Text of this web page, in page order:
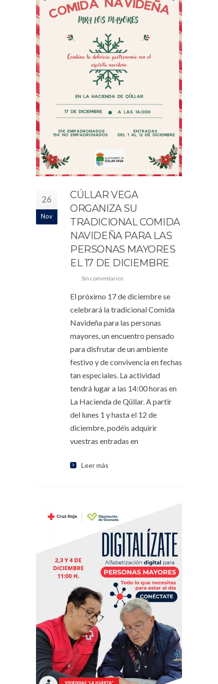
26
Nov
CÚLLAR VEGA
ORGANIZA SU
TRADICIONAL COMIDA
NAVIDEÑA PARA LAS
PERSONAS MAYORES
EL 17 DE DICIEMBRE
Sin comentarios
El próximo 17 de diciembre se
celebrará la tradicional Comida
Navideña para las personas
mayores, un encuentro pensado
para disfrutar de un ambiente
festivo y de convivencia en fechas
tan especiales. La actividad
tendrá lugar a las 14:00 horas en
La Hacienda de Qûllar. A partir
del lunes 1 y hasta el 12 de
diciembre, podéis adquirir
vuestras entradas en
Leer más